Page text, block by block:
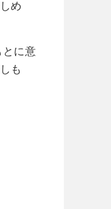
め
とに意
も